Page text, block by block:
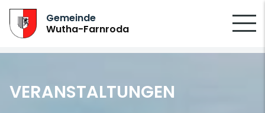
Gemeinde
Wutha-Farnroda
VERANSTALTUNGEN